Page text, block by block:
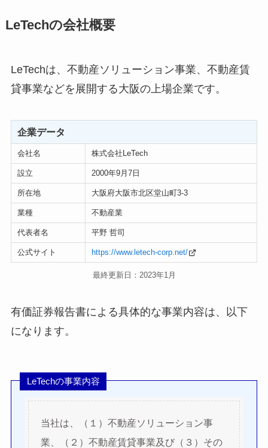
LeTechの会社概要
LeTechは、不動産ソリューション事業、不動産賃
貸事業などを展開する大阪の上場企業です。
企業データ
会社名 株式会社LeTech
設立 2000年9月7日
所在地 大阪府大阪市北区堂山町3-3
業種 不動産業
代表者名 平野 哲司
公式サイト https://www.letech-corp.net/
最終更新日：2023年1月
有価証券報告書による具体的な事業内容は、以下
になります。
LeTechの事業内容
当社は、（１）不動産ソリューション事
業、（２）不動産賃貸事業及び（３）その